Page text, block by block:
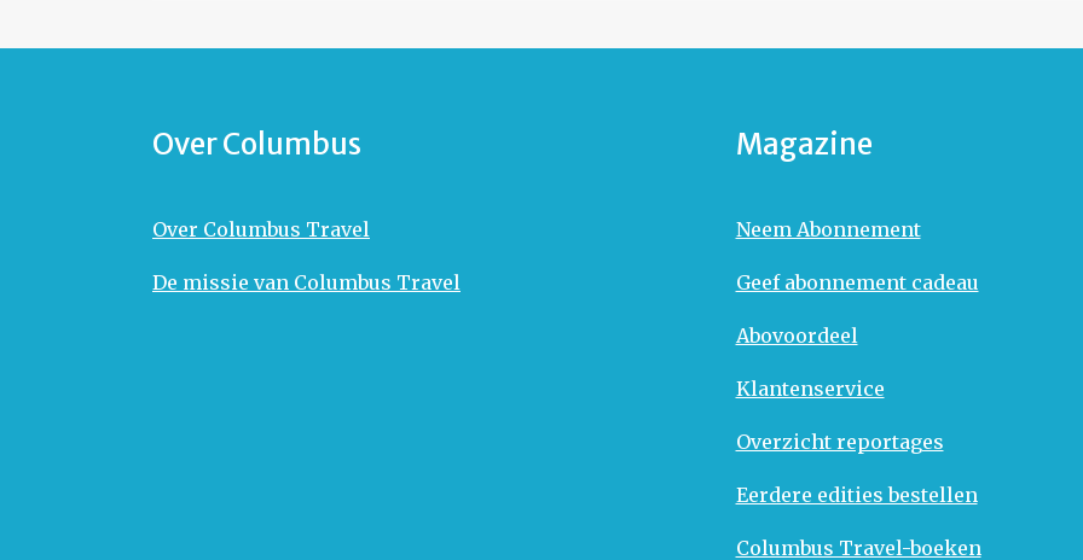
Over Columbus
Over Columbus Travel
De missie van Columbus Travel
Magazine
Neem Abonnement
Geef abonnement cadeau
Abovoordeel
Klantenservice
Overzicht reportages
Eerdere edities bestellen
Columbus Travel-boeken